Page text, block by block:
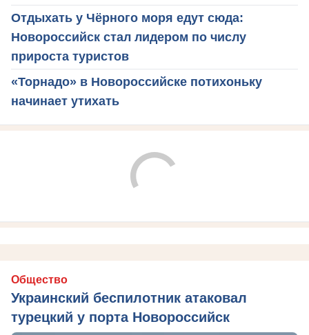
Отдыхать у Чёрного моря едут сюда:
Новороссийск стал лидером по числу
прироста туристов
«Торнадо» в Новороссийске потихоньку
начинает утихать
Общество
Украинский беспилотник атаковал
турецкий у порта Новороссийск